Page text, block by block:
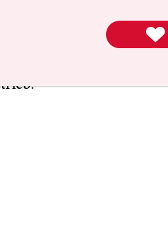
die Internetseiten der
Post transportieren